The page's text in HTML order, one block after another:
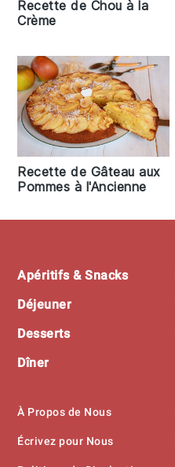
Recette de Chou à la
Crème
Recette de Gâteau aux
Pommes à l'Ancienne
Footer
Apéritifs & Snacks
Déjeuner
Desserts
Dîner
À Propos de Nous
Écrivez pour Nous